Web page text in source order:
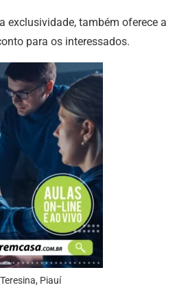
exclusividade, também oferece a
para os interessados.
Piauí